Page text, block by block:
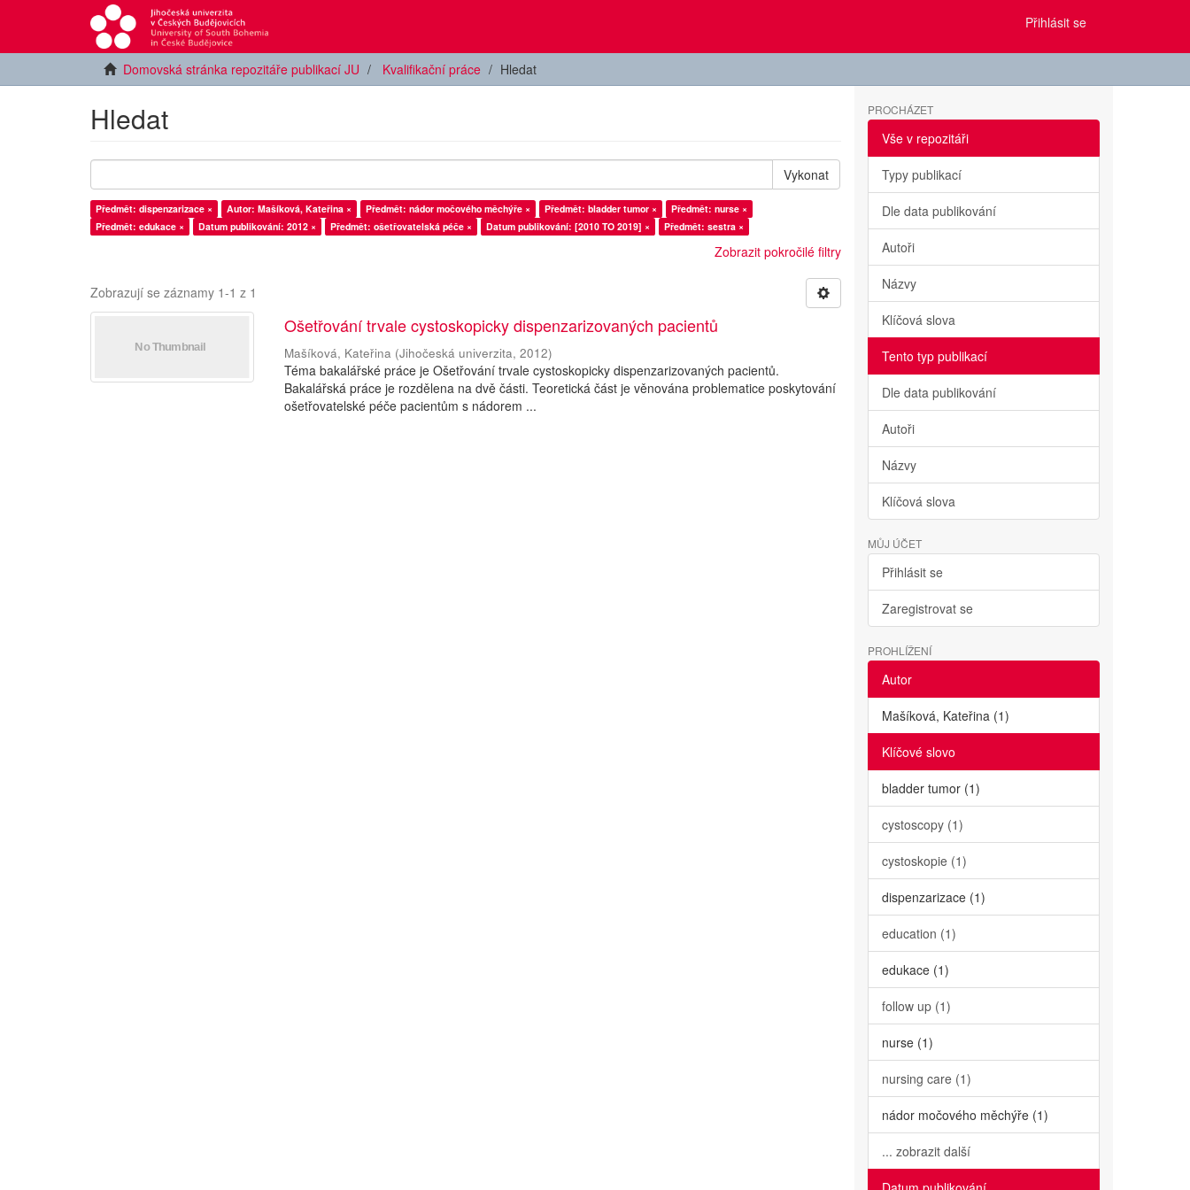
Přihlásit se
Domovská stránka repozitáře publikací JU Kvalifikační práce Hledat
Hledat
Vykonat
Předmět: dispenzarizace × Autor: Mašíková, Kateřina × Předmět: nádor močového měchýře × Předmět: bladder tumor ×
Předmět: nurse ×
Předmět: edukace ×
Datum publikování: 2012 × Předmět: ošetřovatelská péče × Datum publikování: [2010 TO 2019] × Předmět: sestra ×
Zobrazit pokročilé filtry
Zobrazují se záznamy 1-1 z 1
Ošetřování trvale cystoskopicky dispenzarizovaných pacientů
Mašíková, Kateřina (Jihočeská univerzita,2012)
Téma bakalářské práce je Ošetřování trvale cystoskopicky dispenzarizovaných pacientů.
Bakalářská práce je rozdělena na dvě části. Teoretická část je věnována problematice poskytování
ošetřovatelské péče pacientům s nádorem ...
PROCHÁZET
Vše v repozitáři
Typy publikací
Dle data publikování
Autoři
Názvy
Klíčová slova
Tento typ publikací
Dle data publikování
Autoři
Názvy
Klíčová slova
MŮJ ÚČET
Přihlásit se
Zaregistrovat se
PROHLÍŽENÍ
Autor
Mašíková, Kateřina (1)
Klíčové slovo
bladder tumor (1)
cystoscopy (1)
cystoskopie (1)
dispenzarizace (1)
education (1)
edukace (1)
follow up (1)
nurse (1)
nursing care (1)
nádor močového měchýře (1)
... zobrazit další